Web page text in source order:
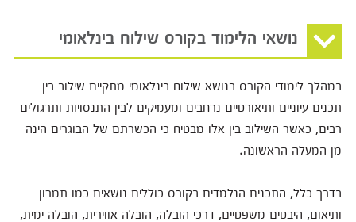
נושאי הלימוד בקורס שילוח בינלאומי
במהלך לימודי הקורס בנושא שילוח בינלאומי מתקיים שילוב בין
תכנים עיוניים ותיאורטיים נרחבים ומעמיקים לבין התנסויות ותרגולים
רבים, כאשר השילוב בין אלו מבטיח כי הכשרתם של הבוגרים הינה
מן המעלה הראשונה.
בדרך כלל, התכנים הנלמדים בקורס כוללים נושאים כמו תמרון
ותיאום, היבטים משפטיים, דרכי הובלה, הובלה אווירית, הובלה ימית,